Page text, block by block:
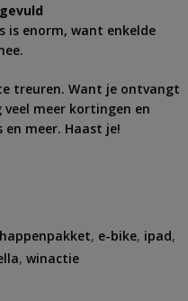
is enorm, want enkelde
treuren. Want je ontvangt
meer kortingen en
meer. Haast je!
, e-bike, ipad,
, winactie